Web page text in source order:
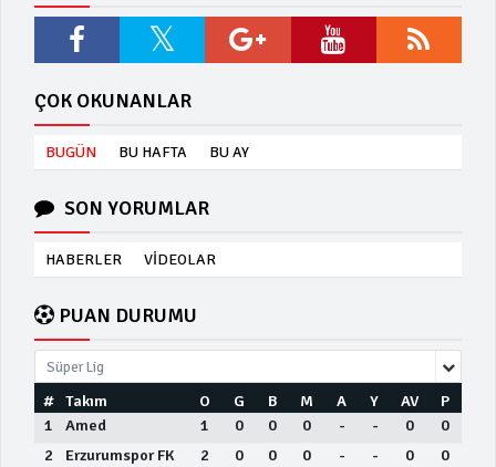
ÇOK OKUNANLAR
BUGÜN BU HAFTA BU AY
SON YORUMLAR
HABERLER VİDEOLAR
PUAN DURUMU
Süper Lig
# Takım O G B M A Y AV
P
1
Amed 1 0 0 0 - - 0
0
2
Erzurumspor FK 2 0 0 0 - - 0
0